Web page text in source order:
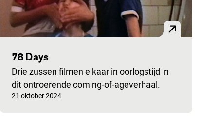
78 Days
Drie zussen filmen elkaar in oorlogstijd in
dit ontroerende coming-of-ageverhaal.
Gepubliceerd op:
21 oktober 2024